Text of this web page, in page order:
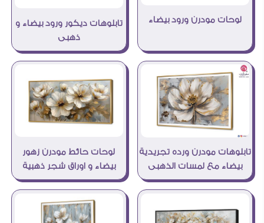
لوحات مودرن ورود بيضاء
تابلوهات ديكور ورود بيضاء و
ذهبى
تابلوهات مودرن ورده تجريدية
بيضاء مع لمسات الذهبى
لوحات حائط مودرن زهور
بيضاء و اوراق شجر ذهبية